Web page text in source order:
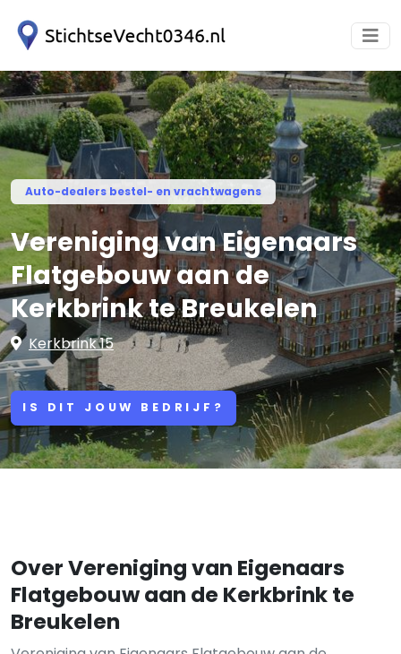
Auto-dealers bestel- en vrachtwagens
Vereniging van Eigenaars
Flatgebouw aan de
Kerkbrink te Breukelen
Kerkbrink 15
IS DIT JOUW BEDRIJF?
Over Vereniging van Eigenaars
Flatgebouw aan de Kerkbrink te
Breukelen